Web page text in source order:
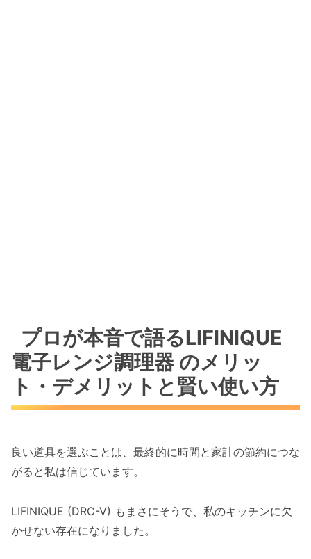
プロが本音で語るLIFINIQUE
電子レンジ調理器 のメリッ
ト・デメリットと賢い使い方
良い道具を選ぶことは、最終的に時間と家計の節約につな
がると私は信じています。
LIFINIQUE (DRC-V) もまさにそうで、私のキッチンに欠
かせない存在になりました。